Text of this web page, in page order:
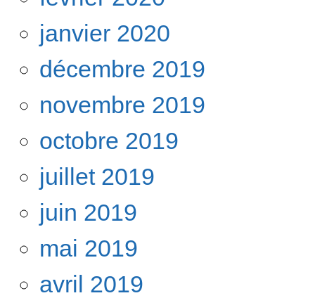
janvier 2020
décembre 2019
novembre 2019
octobre 2019
juillet 2019
juin 2019
mai 2019
avril 2019